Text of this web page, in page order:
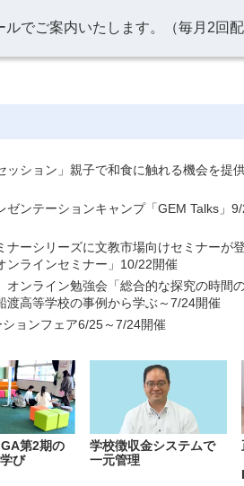
でご案内いたします。（毎月2回配
ッション」親子で和食に触れる機会を
ゼンテーションキャンプ「GEM Talks」
ナーシリーズに文教市場向けセミナーが
ンラインセミナー」10/22開催
ンライン勉強会「総合的な探究の時間
渡高等学校の事例から学ぶ～7/24開催
ョンフェア6/25～7/24開催
第2期の
び
学校徴収金システムで
一元管理